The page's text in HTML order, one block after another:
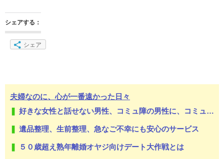
シェアする：
シェア
夫婦なのに、心が一番遠かった日々
好きな女性と話せない男性、コミュ障の男性に、コミュ力向上セラピー講座
遺品整理、生前整理、急なご不幸にも安心のサービス
５０歳超え熟年離婚オヤジ向けデート大作戦とは